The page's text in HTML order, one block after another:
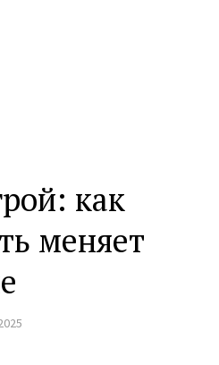
как
меняет